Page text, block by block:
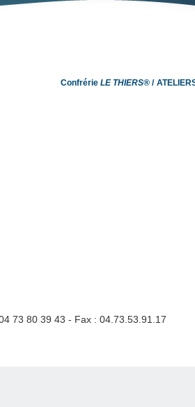
Confrérie LE THIERS®
73 80 39 43 - Fax : 04.73.53.91.17